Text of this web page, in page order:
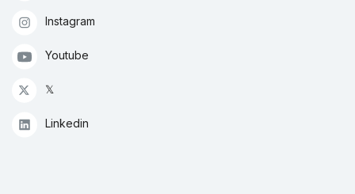
Instagram
Youtube
𝕏
Linkedin